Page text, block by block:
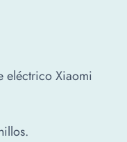
eléctrico Xiaomi